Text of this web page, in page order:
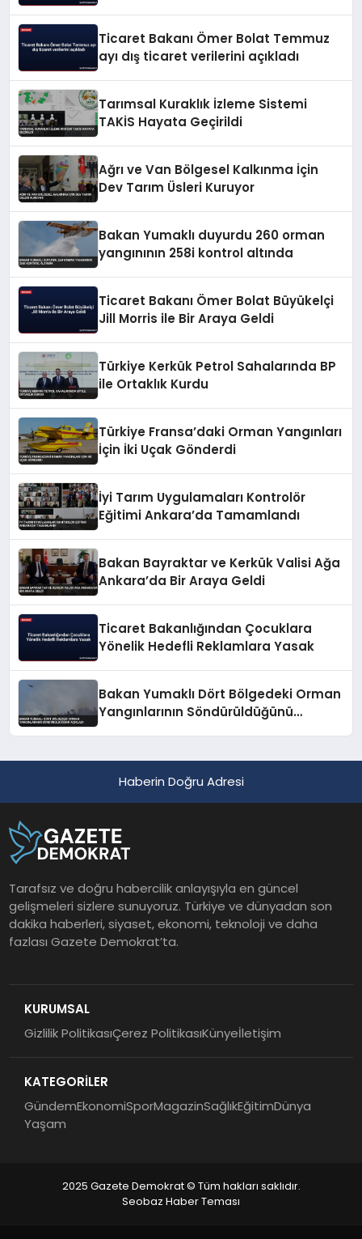
Ticaret Bakanı Ömer Bolat Temmuz
ayı dış ticaret verilerini açıkladı
Tarımsal Kuraklık İzleme Sistemi
TAKİS Hayata Geçirildi
Ağrı ve Van Bölgesel Kalkınma İçin
Dev Tarım Üsleri Kuruyor
Bakan Yumaklı duyurdu 260 orman
yangınının 258i kontrol altında
Ticaret Bakanı Ömer Bolat Büyükelçi
Jill Morris ile Bir Araya Geldi
Türkiye Kerkük Petrol Sahalarında BP
ile Ortaklık Kurdu
Türkiye Fransa’daki Orman Yangınları
İçin İki Uçak Gönderdi
İyi Tarım Uygulamaları Kontrolör
Eğitimi Ankara’da Tamamlandı
Bakan Bayraktar ve Kerkük Valisi Ağa
Ankara’da Bir Araya Geldi
Ticaret Bakanlığından Çocuklara
Yönelik Hedefli Reklamlara Yasak
Bakan Yumaklı Dört Bölgedeki Orman
Yangınlarının Söndürüldüğünü
Haberin Doğru Adresi
Tarafsız ve doğru habercilik anlayışıyla en güncel
gelişmeleri sizlere sunuyoruz. Türkiye ve dünyadan son
dakika haberleri, siyaset, ekonomi, teknoloji ve daha
fazlası Gazete Demokrat’ta.
KURUMSAL
Gizlilik PolitikasıÇerez PolitikasıKünyeİletişim
KATEGORİLER
GündemEkonomiSporMagazinSağlıkEğitimDünya
Yaşam
2025 Gazete Demokrat © Tüm hakları saklıdır.
Seobaz Haber Teması